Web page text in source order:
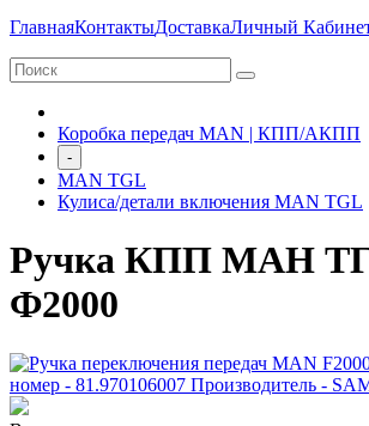
ГлавнаяКонтактыДоставкаЛичный
Коробка передач MAN | КПП/АКПП
-
MAN TGL
Кулиса/детали включения MAN TGL
Ручка КПП МАН
Ф2000